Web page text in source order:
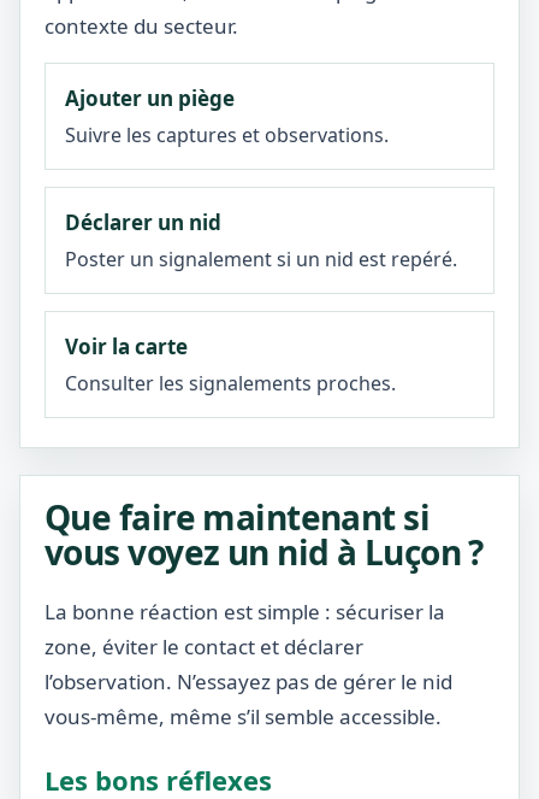
contexte du secteur.
Ajouter un piège
Suivre les captures et observations.
Déclarer un nid
Poster un signalement si un nid est repéré.
Voir la carte
Consulter les signalements proches.
Que faire maintenant si
vous voyez un nid à Luçon ?
La bonne réaction est simple : sécuriser la
zone, éviter le contact et déclarer
l’observation. N’essayez pas de gérer le nid
vous-même, même s’il semble accessible.
Les bons réflexes